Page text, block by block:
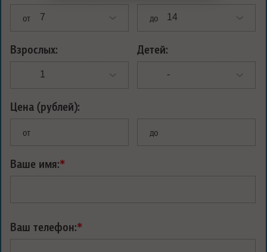
от до
Взрослых: Детей:
Цена (рублей):
от до
Ваше имя:*
Ваш телефон:*